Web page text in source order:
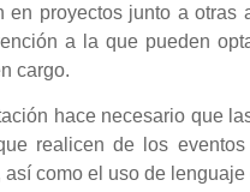
en proyectos junto a
a la que pueden
cargo.
hace necesario que
realicen de los
como el uso de